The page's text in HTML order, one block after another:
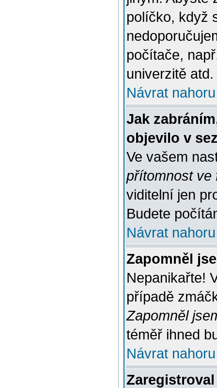
políčko, když
počítače,
univerzitě atd.
Návrat nahoru
Jak
objevilo v
Ve vašem
přítomnost ve
viditelní jen
Budete
Návrat nahoru
Zapomněl
Nepanikařte!
případě
Zapomněl
téměř ihned
Návrat nahoru